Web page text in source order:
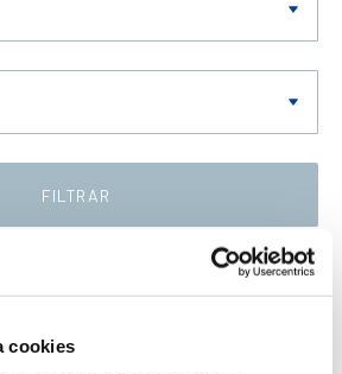
cookies
FILTRAR